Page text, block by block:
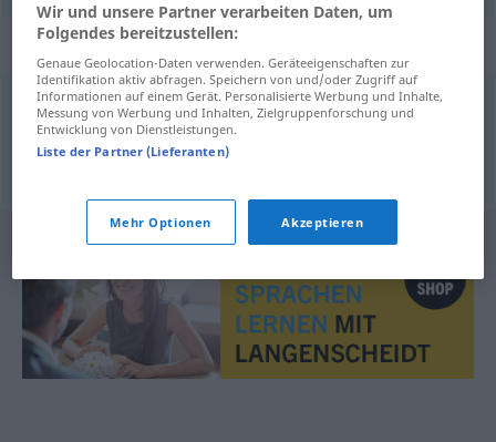
Synonyme für "glitschig"
rutschig,glatt
Wir und unsere Partner verarbeiten Daten, um
Folgendes bereitzustellen:
Genaue Geolocation-Daten verwenden. Geräteeigenschaften zur
Identifikation aktiv abfragen. Speichern von und/oder Zugriff auf
Informationen auf einem Gerät. Personalisierte Werbung und Inhalte,
Messung von Werbung und Inhalten, Zielgruppenforschung und
Entwicklung von Dienstleistungen.
Liste der Partner (Lieferanten)
Mehr Optionen Akzeptieren